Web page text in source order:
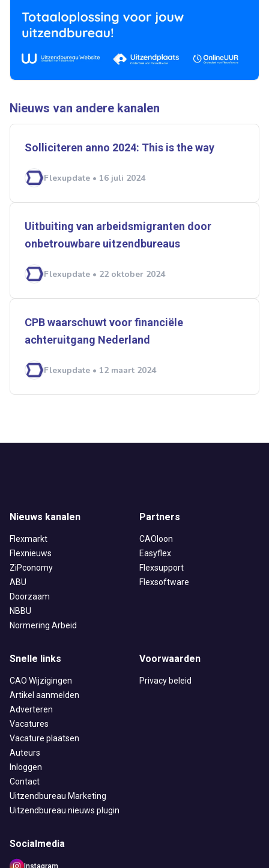
Nieuws van andere kanalen
Solliciteren anno 2024: This is the way
Flexupdate • 16 juli 2024
Uitbuiting van arbeidsmigranten door
onbetrouwbare uitzendbureaus
Flexupdate • 22 oktober 2024
CPB waarschuwt voor financiële
achteruitgang Nederland
Flexupdate • 12 maart 2024
Ontvang vacatures direct in
Alerts ontvangen
Nieuws kanalen
Flexmarkt
Flexnieuws
ZiPconomy
ABU
Doorzaam
NBBU
Normering Arbeid
Partners
CAOloon
Easyflex
Flexsupport
Flexsoftware
Snelle links
CAO Wijzigingen
Artikel aanmelden
Adverteren
Vacatures
Vacature plaatsen
Auteurs
Inloggen
Contact
Uitzendbureau Marketing
Uitzendbureau nieuws plugin
Voorwaarden
Privacy beleid
Socialmedia
Instagram
Doorzaam
Flexmarkt Flexnieuws
NBBU
Normering Arbeid
ZiPconomy